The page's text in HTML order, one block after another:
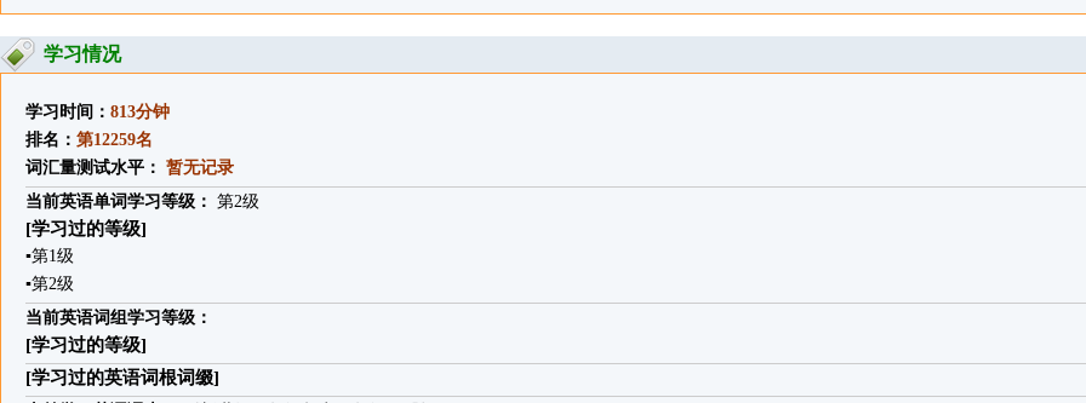
学习情况
学习时间： 813分钟
排名： 第12259名
词汇量测试水平： 暂无记录
当前英语单词学习等级： 第2级
[学习过的等级]
▪第1级
▪第2级
当前英语词组学习等级：
[学习过的等级]
[学习过的英语词根词缀]